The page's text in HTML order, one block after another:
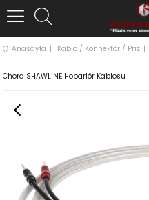
Anasayfa Kablo / Konnektör / Priz
Chord SHAWLINE Hoparlör Kablosu